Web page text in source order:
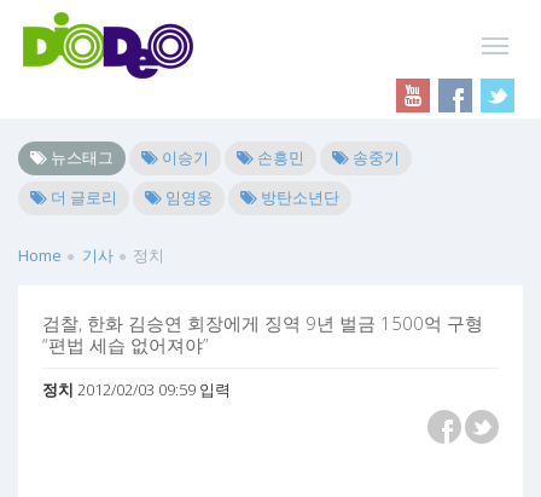
뉴스태그 이승기 손흥민
송중기
더 글로리
임영웅 방탄소년단
Home 기사 정치
검찰, 한화 김승연 회장에게 징역 9년 벌금 1500억 구형
“편법 세습 없어져야”
정치 2012/02/03 09:59 입력